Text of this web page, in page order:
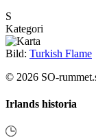
S
Kategori
Bild: Turkish Flame
© 2026 SO-
Irlands historia